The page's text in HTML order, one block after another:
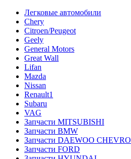
Легковые автомобили
Chery
Citroen/Peugeot
Geely
General Motors
Great Wall
Lifan
Mazda
Nissan
Renault1
Subaru
VAG
Запчасти MITSUBISHI
Запчасти BMW
Запчасти DAEWOO
Запчасти FORD